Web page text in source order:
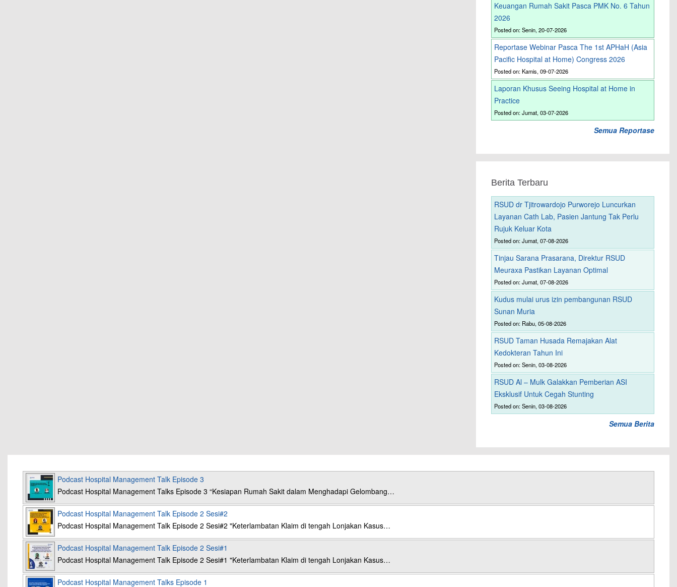
Keuangan Rumah Sakit Pasca PMK No. 6 Tahun
2026
Posted on: Senin, 20-07-2026
Reportase Webinar Pasca The 1st APHaH (Asia
Pacific Hospital at Home) Congress 2026
Posted on: Kamis, 09-07-2026
Laporan Khusus Seeing Hospital at Home in
Practice
Posted on: Jumat, 03-07-2026
Semua Reportase
Berita Terbaru
RSUD dr Tjitrowardojo Purworejo Luncurkan
Layanan Cath Lab, Pasien Jantung Tak Perlu
Rujuk Keluar Kota
Posted on: Jumat, 07-08-2026
Tinjau Sarana Prasarana, Direktur RSUD
Meuraxa Pastikan Layanan Optimal
Posted on: Jumat, 07-08-2026
Kudus mulai urus izin pembangunan RSUD
Sunan Muria
Posted on: Rabu, 05-08-2026
RSUD Taman Husada Remajakan Alat
Kedokteran Tahun Ini
Posted on: Senin, 03-08-2026
RSUD Al – Mulk Galakkan Pemberian ASI
Eksklusif Untuk Cegah Stunting
Posted on: Senin, 03-08-2026
Semua Berita
Podcast Hospital Management Talk Episode 3
Podcast Hospital Management Talks Episode 3 “Kesiapan Rumah Sakit dalam Menghadapi Gelombang…
Podcast Hospital Management Talk Episode 2 Sesi#2
Podcast Hospital Management Talk Episode 2 Sesi#2 "Keterlambatan Klaim di tengah Lonjakan Kasus…
Podcast Hospital Management Talk Episode 2 Sesi#1
Podcast Hospital Management Talk Episode 2 Sesi#1 "Keterlambatan Klaim di tengah Lonjakan Kasus…
Podcast Hospital Management Talks Episode 1